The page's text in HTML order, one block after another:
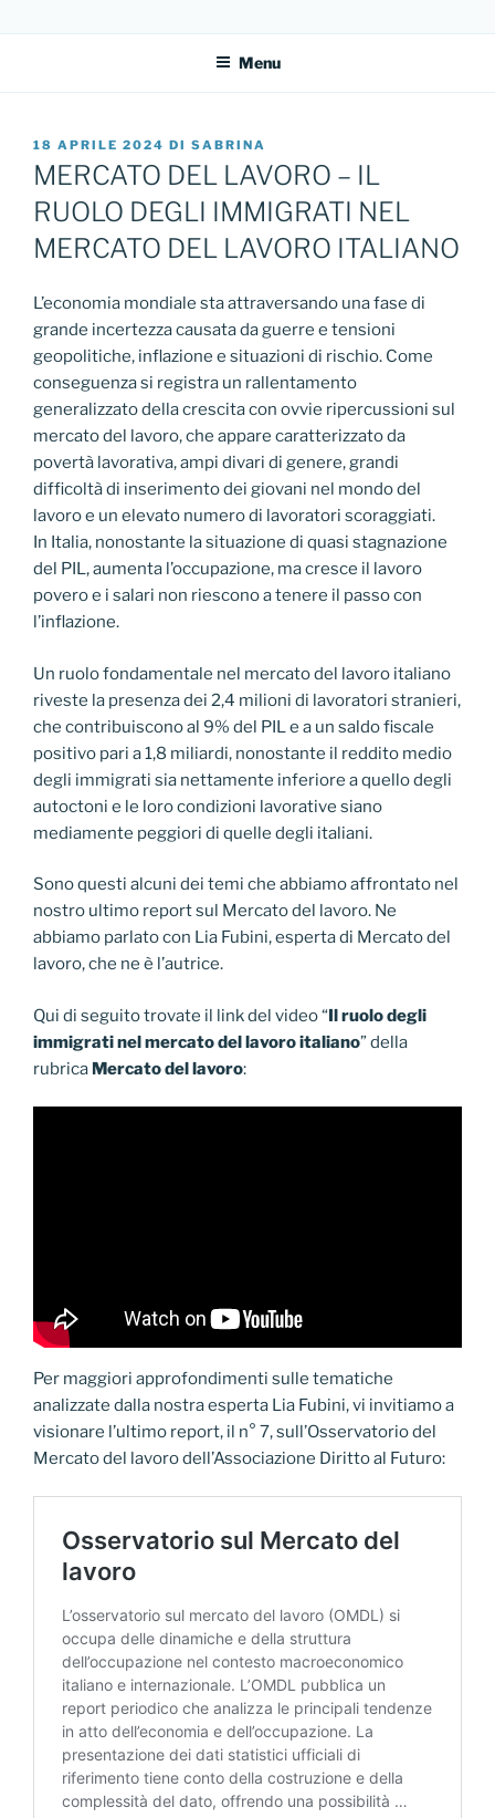
al DIRITTO AL FUTURO
Menu
PUBBLICATO
IL
18 APRILE 2024 DI SABRINA
MERCATO DEL LAVORO – IL
RUOLO DEGLI IMMIGRATI NEL
MERCATO DEL LAVORO ITALIANO
L’economia mondiale sta attraversando una fase di
grande incertezza causata da guerre e tensioni
geopolitiche, inflazione e situazioni di rischio. Come
conseguenza si registra un rallentamento
generalizzato della crescita con ovvie ripercussioni sul
mercato del lavoro, che appare caratterizzato da
povertà lavorativa, ampi divari di genere, grandi
difficoltà di inserimento dei giovani nel mondo del
lavoro e un elevato numero di lavoratori scoraggiati.
In Italia, nonostante la situazione di quasi stagnazione
del PIL, aumenta l’occupazione, ma cresce il lavoro
povero e i salari non riescono a tenere il passo con
l’inflazione.
Un ruolo fondamentale nel mercato del lavoro italiano
riveste la presenza dei 2,4 milioni di lavoratori stranieri,
che contribuiscono al 9% del PIL e a un saldo fiscale
positivo pari a 1,8 miliardi, nonostante il reddito medio
degli immigrati sia nettamente inferiore a quello degli
autoctoni e le loro condizioni lavorative siano
mediamente peggiori di quelle degli italiani.
Sono questi alcuni dei temi che abbiamo affrontato nel
nostro ultimo report sul Mercato del lavoro. Ne
abbiamo parlato con Lia Fubini, esperta di Mercato del
lavoro, che ne è l’autrice.
Qui di seguito trovate il link del video “Il ruolo degli
immigrati nel mercato del lavoro italiano” della
rubrica Mercato del lavoro:
Per maggiori approfondimenti sulle tematiche
analizzate dalla nostra esperta Lia Fubini, vi invitiamo a
visionare l’ultimo report, il n° 7, sull’Osservatorio del
Mercato del lavoro dell’Associazione Diritto al Futuro: